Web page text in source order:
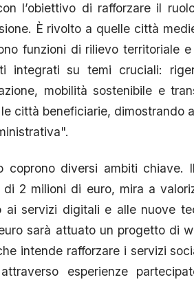
l’obiettivo di rafforzare il
È rivolto a quelle città
funzioni di rilievo territoriale
integrati su temi cruciali:
mobilità sostenibile e
città beneficiarie, dimostrando
coprono diversi ambiti chiave. Il
2 milioni di euro, mira a
ai servizi digitali e alle nuove
sarà attuato un progetto di
intende rafforzare i servizi
esperienze